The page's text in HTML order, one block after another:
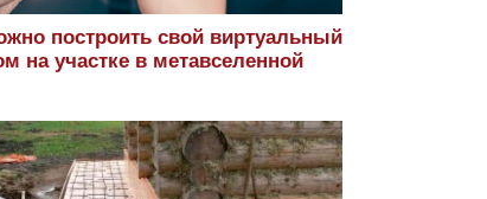
построить свой виртуальный
на участке в метавселенной